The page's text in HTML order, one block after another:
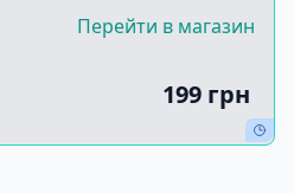
Перейти в магазин
199 грн